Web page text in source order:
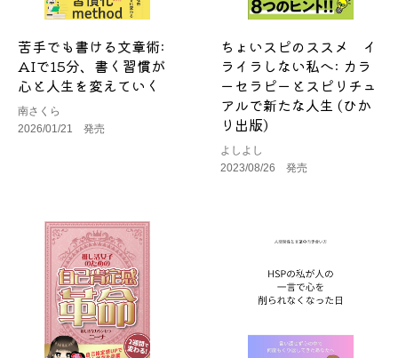
苦手でも書ける文章術:
AIで15分、書く習慣が
心と人生を変えていく
南さくら
2026/01/21 発売
ちょいスピのススメ イ
ライラしない私へ: カラ
ーセラピーとスピリチュ
アルで新たな人生 (ひか
り出版)
よしよし
2023/08/26 発売